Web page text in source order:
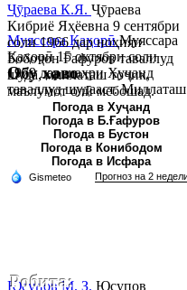
Муяссара ҚаҳорӣМуяссара
Қаҳорӣ 15 октябри соли
1979 дар шаҳри Хуҷанд
таваллуд шудааст. Миллаташ
тоҷик. Маълумот олӣ. Соли
2002 Донишгоҳи давлатии
Хуҷанд ба...
Ҷӯраева К.Я. Ҷӯраева
Кибриё Яҳёевна 9 сентябри
соли 1966 дар ноҳияи
Бобоҷон Ғафуров таваллуд
шуда, миллаташ тоҷик,
маълумот олӣ мебошад.
Соли 1997 Донишг...
Юсупов М. З. Юсупов
Обу хаво
Погода в Хуҷанд
Погода в Б.Ғафуров
Погода в Бустон
Погода в Конибодом
Погода в Исфара
Робита: